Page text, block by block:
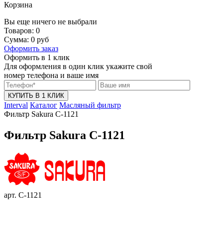
Корзина
Вы еще ничего не выбрали
Товаров: 0
Сумма: 0 руб
Оформить заказ
Оформить в 1 клик
Для оформления в один клик укажите свой
номер телефона и ваше имя
КУПИТЬ В 1 КЛИК
Interval Каталог Масляный фильтр
Фильтр Sakura C-1121
Фильтр Sakura C-1121
арт. C-1121